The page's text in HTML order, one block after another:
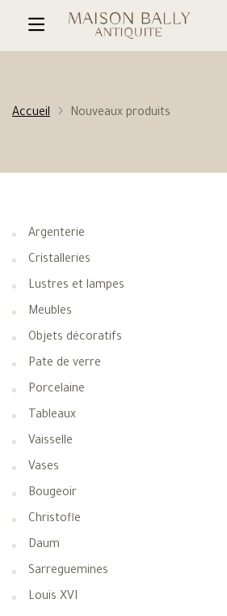
Accueil Nouveaux produits
Argenterie
Cristalleries
Lustres et lampes
Meubles
Objets décoratifs
Pate de verre
Porcelaine
Tableaux
Vaisselle
Vases
Bougeoir
Christofle
Daum
Sarreguemines
Louis XVI